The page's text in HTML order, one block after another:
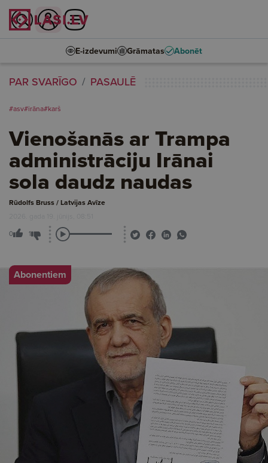
E-izdevumi Grāmatas Abonēt
PAR SVARĪGO PASAULĒ
#asv#irāna#karš
Vienošanās ar Trampa
administrāciju Irānai
sola daudz naudas
Rūdolfs Bruss / Latvijas Avīze
2026. gada 19. jūnijs, 08:51
0 1
Abonentiem